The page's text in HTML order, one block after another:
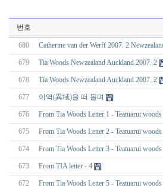
번호
680 Catherine van der Werff 2007. 2
679 Tia Woods Newzealand Auckland 2007. 2
678 Tia Woods Newzealand Auckland 2007. 2
677 이역(異域)을 떠 돌며
676 From Tia Woods Letter 1 - Teatuarui
675 From Tia Woods Letter 2 - Teatuarui
674 From Tia Woods Letter 3 - Teatuarui
673 From TIA letter - 4
672 From Tia Woods Letter 5 - Teatuarui